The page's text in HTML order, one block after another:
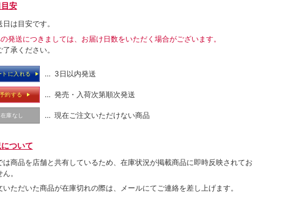
安
は目安です。
発送につきましては、お届け日数をいただく場合がございます。
承ください。
トに入れる … 3日以内発送
約する … 発売・入荷次第順次発送
在庫なし … 現在ご注文いただけない商品
ついて
は商品を店舗と共有しているため、在庫状況が掲載商品に即時反映されてお
。
いただいた商品が在庫切れの際は、メールにてご連絡を差し上げます。